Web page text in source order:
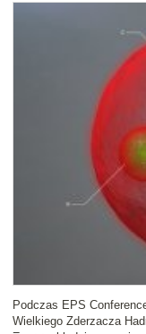
Podczas EPS
Wielkiego Zderzacza